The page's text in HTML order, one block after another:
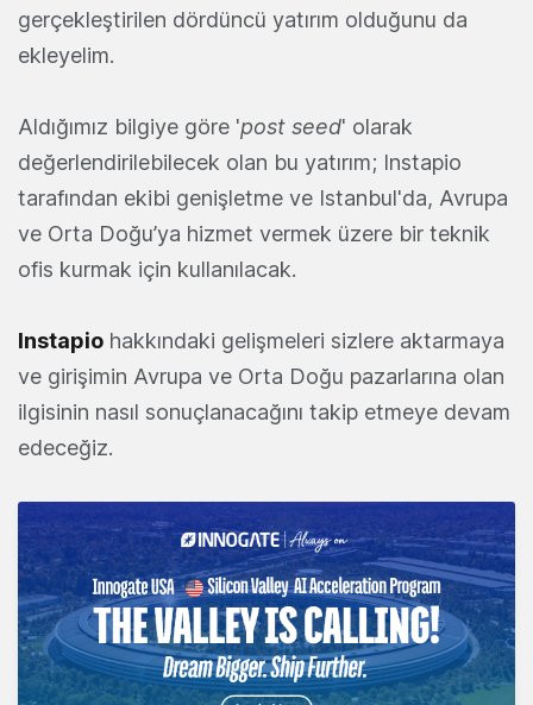
gerçekleştirilen dördüncü yatırım olduğunu da
ekleyelim.
Aldığımız bilgiye göre 'post seed' olarak
değerlendirilebilecek olan bu yatırım; Instapio
tarafından ekibi genişletme ve Istanbul'da, Avrupa
ve Orta Doğu’ya hizmet vermek üzere bir teknik
ofis kurmak için kullanılacak.
Instapio hakkındaki gelişmeleri sizlere aktarmaya
ve girişimin Avrupa ve Orta Doğu pazarlarına olan
ilgisinin nasıl sonuçlanacağını takip etmeye devam
edeceğiz.